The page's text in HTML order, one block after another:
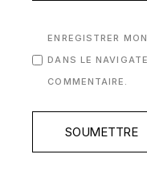
ENREGISTRER
DANS LE
COMMENTAIRE.
SOUMETTRE